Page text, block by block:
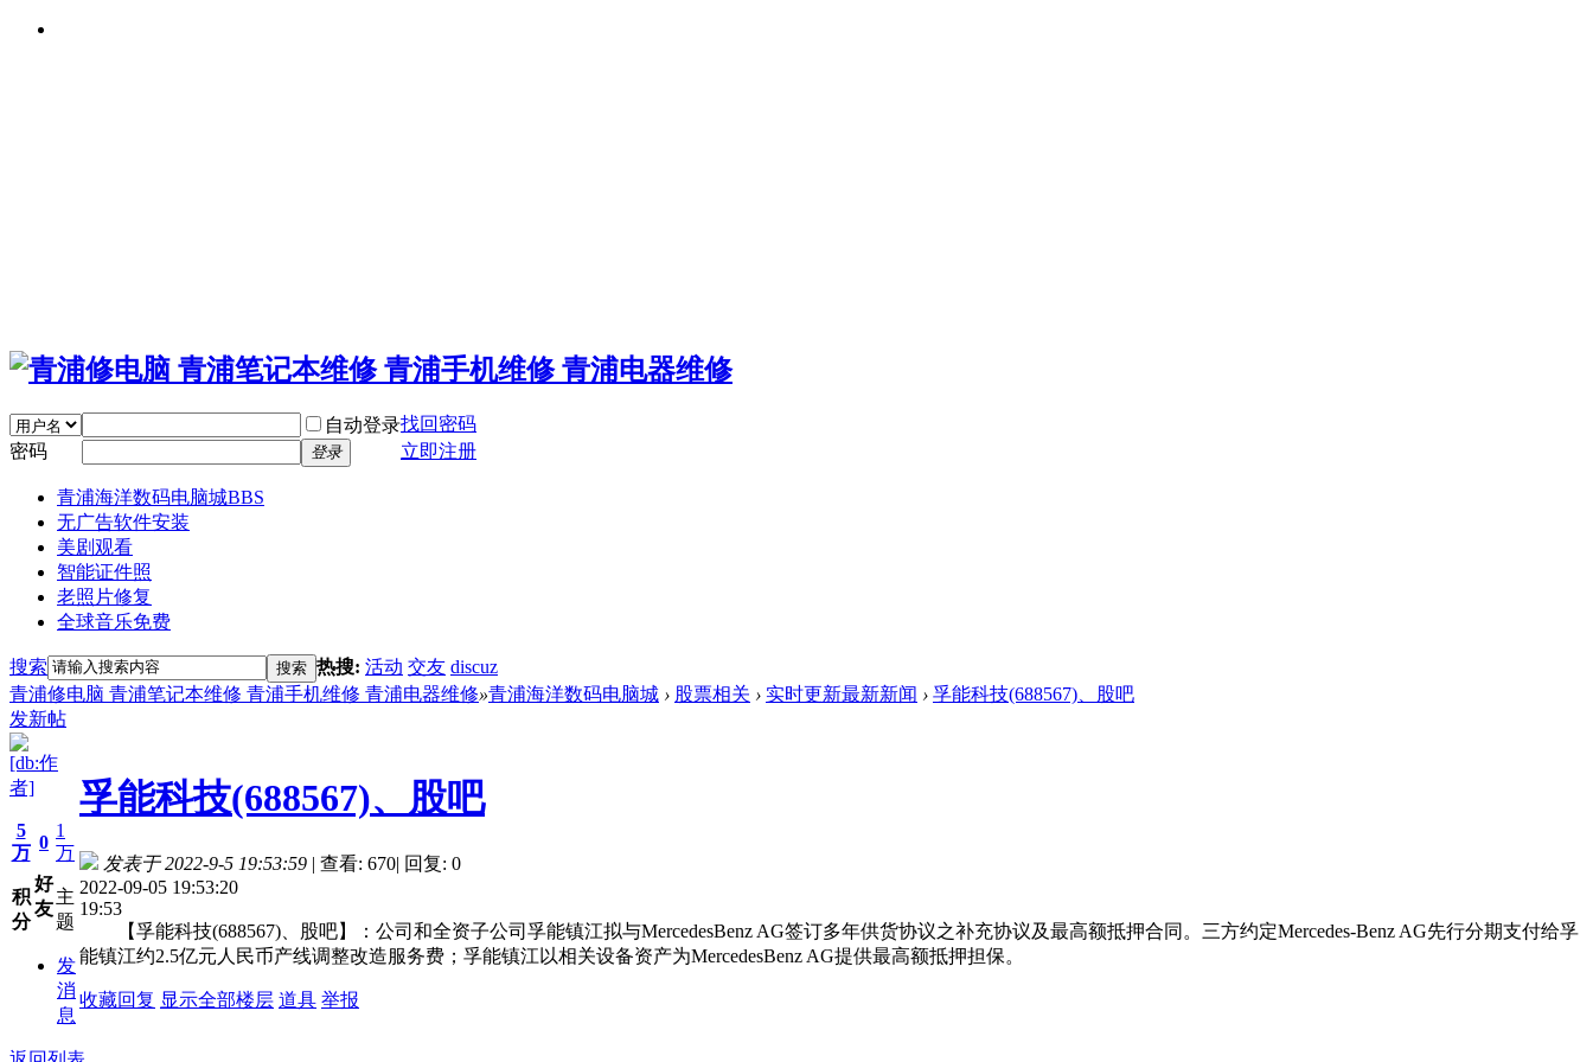
自动登录找回密码
密码
登录 立即注册
青浦海洋数码电脑城BBS
无广告软件安装
美剧观看
智能证件照
老照片修复
全球音乐免费
搜索 搜索 热搜: 活动 交友 discuz
青浦修电脑 青浦笔记本维修 青浦手机维修 青浦电器维修»青浦海洋数码电脑城 › 股票相关 › 实时更新最新新闻 › 孚能科技(688567)、股吧
发新帖
[db:作
者]
5
万
积
分
0
好
友
1
万
主
题
发
消
息
孚能科技(688567)、股吧
发表于 2022-9-5 19:53:59 | 查看: 670| 回复: 0
2022-09-05 19:53:20
19:53
【孚能科技(688567)、股吧】：公司和全资子公司孚能镇江拟与MercedesBenz AG签订多年供货协议之补充协议及最高额抵押合同。三方约定Mercedes-Benz AG先行分期支付给孚
能镇江约2.5亿元人民币产线调整改造服务费；孚能镇江以相关设备资产为MercedesBenz AG提供最高额抵押担保。
收藏回复 显示全部楼层 道具 举报